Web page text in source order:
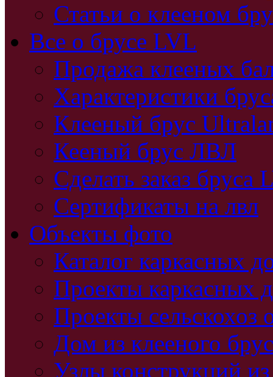
Статьи о клееном
Все о брусе LVL
Продажа клееных
Характеристики
Клееный брус
Кееный брус ЛВЛ
Сделать заказ бруса
Сертификаты на лвл
Объекты фото
Каталог каркасных
Проекты каркасных
Проекты сельскохоз
Дом из клееного
Узлы конструкций